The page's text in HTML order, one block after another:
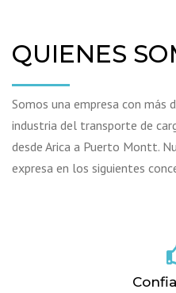
QUIENES
Somos una empresa con más
industria del transporte de
desde Arica a Puerto Montt.
expresa en los siguientes